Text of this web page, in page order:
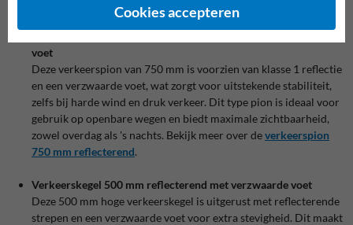
de beste verkeerskegel voor jouw situatie
voet
Deze verkeerspion van 750 mm is voorzien van klasse 1 reflectie
en een verzwaarde voet, wat zorgt voor uitstekende stabiliteit,
zelfs bij harde wind en druk verkeer. Dit type pion is ideaal voor
gebruik op openbare wegen en biedt maximale zichtbaarheid,
zowel overdag als 's nachts. Bekijk meer over deverkeerspion
750 mm reflecterend.
Verkeerskegel 500 mm reflecterend met verzwaarde voet
Deze 500 mm hoge verkeerskegel is uitgerust met reflecterende
strepen en een verzwaarde voet voor extra stevigheid. Dit maakt
Cookies accepteren